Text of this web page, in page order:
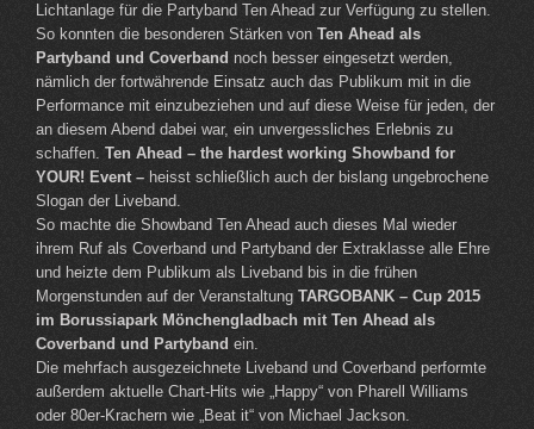
Lichtanlage für die Partyband Ten Ahead zur Verfügung zu stellen.
So konnten die besonderen Stärken von Ten Ahead als
Partyband und Coverband noch besser eingesetzt werden,
nämlich der fortwährende Einsatz auch das Publikum mit in die
Performance mit einzubeziehen und auf diese Weise für jeden, der
an diesem Abend dabei war, ein unvergessliches Erlebnis zu
schaffen. Ten Ahead – the hardest working Showband for
YOUR! Event – heisst schließlich auch der bislang ungebrochene
Slogan der Liveband.
So machte die Showband Ten Ahead auch dieses Mal wieder
ihrem Ruf als Coverband und Partyband der Extraklasse alle Ehre
und heizte dem Publikum als Liveband bis in die frühen
Morgenstunden auf der Veranstaltung TARGOBANK – Cup 2015
im Borussiapark Mönchengladbach mit Ten Ahead als
Coverband und Partyband ein.
Die mehrfach ausgezeichnete Liveband und Coverband performte
außerdem aktuelle Chart-Hits wie „Happy“ von Pharell Williams
oder 80er-Krachern wie „Beat it“ von Michael Jackson.